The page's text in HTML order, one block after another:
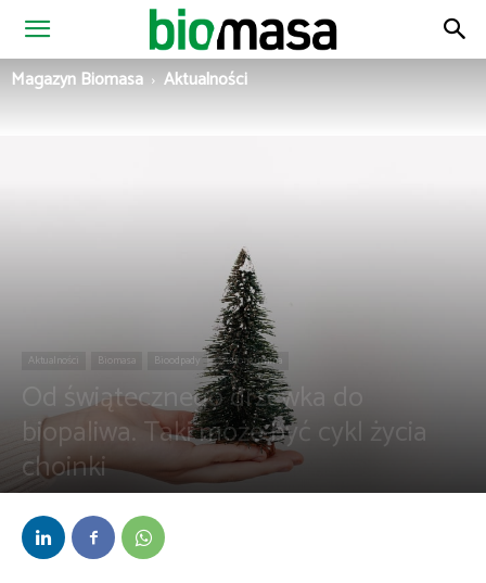
Magazyn
Magazyn Biomasa Aktualności
Aktualności Biomasa Bioodpady Zielona gmina
Od świątecznego drzewka do
biopaliwa. Taki może być cykl życia
choinki